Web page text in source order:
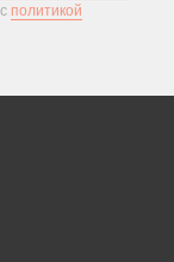
политикой